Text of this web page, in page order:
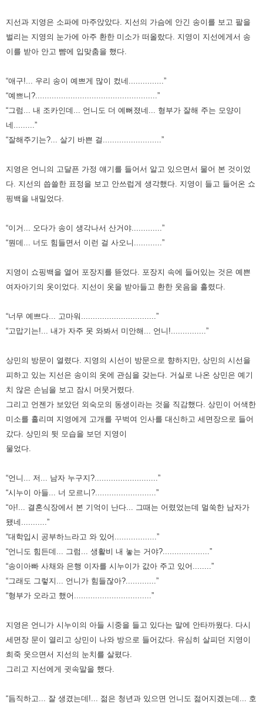
지선과 지영은 소파에 마주앉았다. 지선의 가슴에 안긴 송이를 보고 팔을
벌리는 지영의 눈가에 아주 환한 미소가 떠올랐다. 지영이 지선에게서 송
이를 받아 안고 뺨에 입맞춤을 했다.
“애구!... 우리 송이 예쁘게 많이 컸네...............”
“예쁘니?....................................................”
“그럼... 내 조카인데... 언니도 더 예뻐졌네... 형부가 잘해 주는 모양이
네.........”
“잘해주기는?... 살기 바쁜 걸.........................”
지영은 언니의 고달픈 가정 얘기를 들어서 알고 있으면서 물어 본 것이었
다. 지선의 씁쓸한 표정을 보고 안쓰럽게 생각했다. 지영이 들고 들어온 쇼
핑백을 내밀었다.
“이거... 오다가 송이 생각나서 산거야.............”
“뭔데... 너도 힘들면서 이런 걸 사오니............”
지영이 쇼핑백을 열어 포장지를 뜯었다. 포장지 속에 들어있는 것은 예쁜
여자아기의 옷이었다. 지선이 옷을 받아들고 환한 웃음을 흘렸다.
“너무 예쁘다... 고마워................................”
“고맙기는!... 내가 자주 못 와봐서 미안해... 언니!...............”
상민의 방문이 열렸다. 지영의 시선이 방문으로 향하지만, 상민의 시선을
피하고 있는 지선은 송이의 옷에 관심을 갖는다. 거실로 나온 상민은 예기
치 않은 손님을 보고 잠시 머뭇거렸다.
그리고 언젠가 보았던 외숙모의 동생이라는 것을 직감했다. 상민이 어색한
미소를 흘리며 지영에게 고개를 꾸벅여 인사를 대신하고 세면장으로 들어
갔다. 상민의 뒷 모습을 보던 지영이
물었다.
“언니... 저... 남자 누구지?...........................”
“시누이 아들... 너 모르니?..........................”
“아!... 결혼식장에서 본 기억이 난다... 그때는 어렸었는데 멀쑥한 남자가
됐네...........”
“대학입시 공부하느라고 와 있어..................”
“언니도 힘든데... 그럼... 생활비 내 놓는 거야?....................”
“송이아빠 사채와 은행 이자를 시누이가 값아 주고 있어........”
“그래도 그렇지... 언니가 힘들잖아?.............”
“형부가 오라고 했어.................................”
지영은 언니가 시누이의 아들 시중을 들고 있다는 말에 안타까웠다. 다시
세면장 문이 열리고 상민이 나와 방으로 들어갔다. 유심히 살피던 지영이
희죽 웃으면서 지선의 눈치를 살폈다.
그리고 지선에게 귓속말을 했다.
“듬직하고... 잘 생겼는데!... 젊은 청년과 있으면 언니도 젊어지겠는데... 호